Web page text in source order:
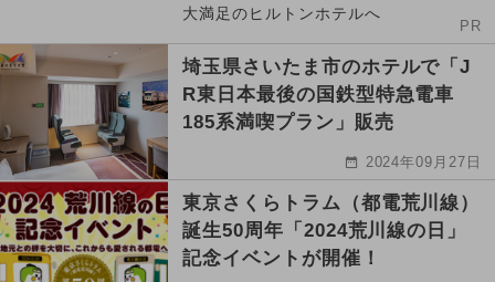
大満足のヒルトンホテルへ
PR
埼玉県さいたま市のホテルで「J
R東日本最後の国鉄型特急電車
185系満喫プラン」販売
2024年09月27日
東京さくらトラム（都電荒川線）
誕生50周年「2024荒川線の日」
記念イベントが開催！